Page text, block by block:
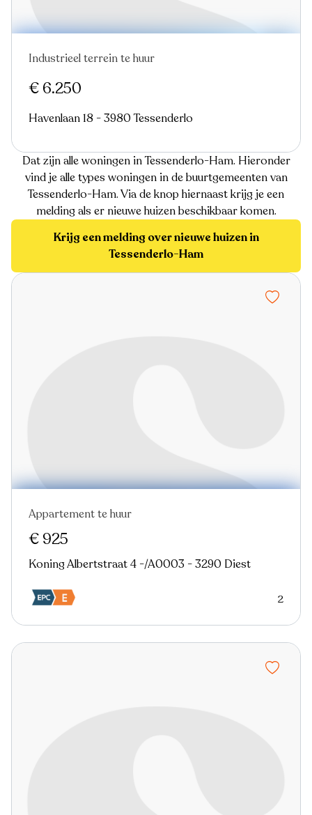
Industrieel terrein te huur
€ 6.250
Havenlaan 18 - 3980 Tessenderlo
Dat zijn alle woningen in Tessenderlo-Ham. Hieronder
vind je alle types woningen in de buurtgemeenten van
Tessenderlo-Ham. Via de knop hiernaast krijg je een
melding als er nieuwe huizen beschikbaar komen.
Krijg een melding over nieuwe huizen in
Tessenderlo-Ham
Nieuw
Appartement te huur
€ 925
Koning Albertstraat 4 -/A0003 - 3290 Diest
2